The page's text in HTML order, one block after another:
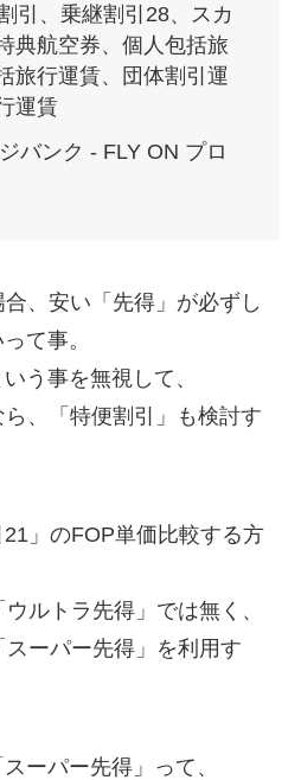
引、乗継割引28、スカ
典航空券、個人包括旅
旅行運賃、団体割引運
運賃
バンク - FLY ON プロ
、安い「先得」が必ずし
て事。
う事を無視して、
、「特便割引」も検討す
21」のFOP単価比較する方
ウルトラ先得」では無く、
スーパー先得」を利用す
ーパー先得」って、